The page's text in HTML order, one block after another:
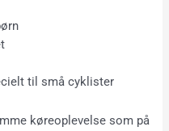
til små cyklister
køreoplevelse som på